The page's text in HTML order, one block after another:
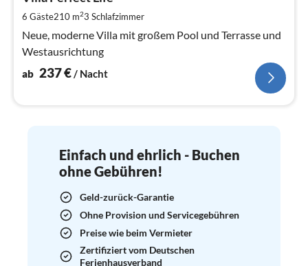
6 Gäste210 m23 Schlafzimmer
Neue, moderne Villa mit großem Pool und Terrasse und
Westausrichtung
ab 237€/ Nacht
Einfach und ehrlich - Buchen
ohne Gebühren!
Geld-zurück-Garantie
Ohne Provision und Servicegebühren
Preise wie beim Vermieter
Zertifiziert vom Deutschen
Ferienhausverband